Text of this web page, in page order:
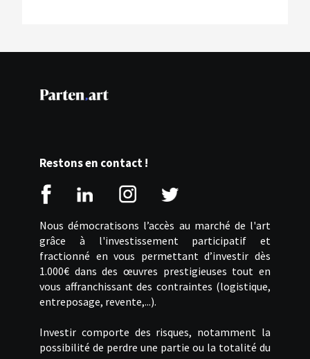
Restons en contact !
Nous démocratisons l’accès au marché de l'art
grâce à l'investissement participatif et
fractionné en vous permettant d’investir dès
1.000€ dans des œuvres prestigieuses tout en
vous affranchissant des contraintes (logistique,
entreposage, revente,...).
Investir comporte des risques, notamment la
possibilité de perdre une partie ou la totalité du